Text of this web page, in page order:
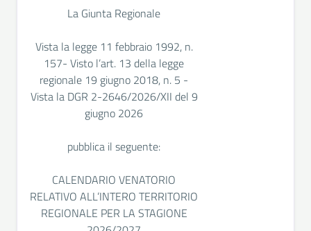
La Giunta Regionale
Vista la legge 11 febbraio 1992, n.
157- Visto l’art. 13 della legge
regionale 19 giugno 2018, n. 5 -
Vista la DGR 2-2646/2026/XII del 9
giugno 2026
pubblica il seguente:
CALENDARIO VENATORIO
RELATIVO ALL’INTERO TERRITORIO
REGIONALE PER LA STAGIONE